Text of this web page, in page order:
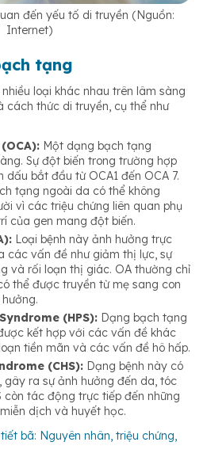
đến yếu tố di truyền (Nguồn:
Internet)
tạng
loại khác nhau trên lâm sàng
cách thức di truyền, cụ thể như
Một dạng bạch tạng
Sự đột biến trong trường hợp
bắt đầu từ OCA1 đến OCA 7.
tạng ngoài da có thể không
vì các triệu chứng liên quan phụ
của gen mang đột biến.
Loại bệnh này ảnh hưởng trực
các vấn đề như giảm thị lực, sự
và rối loạn thị giác. OA thường chỉ
thể được truyền từ mẹ sang con
(HPS): Dạng bạch tạng
kết hợp với các vấn đề khác
tiền mãn và các vấn đề hô hấp.
(CHS): Dạng bệnh này có
gây ra sự ảnh hưởng đến da, tóc
còn tác động trực tiếp đến những
dịch và huyết học.
bã: Nguyên nhân, triệu chứng,